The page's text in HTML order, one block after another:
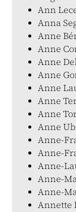
Ann
Anna
Anne
Anne
Anne
Anne
Anne
Anne
Anne
Anne
Anne-
Anne-
Anne-
Anne-
Anne-
Annette